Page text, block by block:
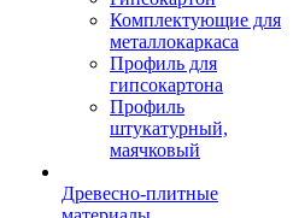
Комплектующие для
металлокаркаса
Профиль для
гипсокартона
Профиль
штукатурный,
маячковый
Древесно-плитные